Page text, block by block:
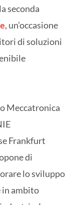
seconda
, un’occasione
di soluzioni
Meccatronica
Frankfurt
di
lo sviluppo
ambito